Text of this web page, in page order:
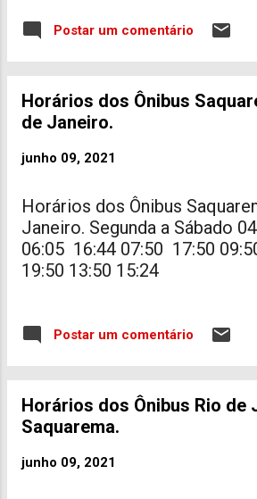
Postar um comentário
Horários dos Ônibus
de Janeiro.
junho 09, 2021
Horários dos Ônibus
Janeiro. Segunda a Sábado
06:05 16:44 07:50 17:50
19:50 13:50 15:24
Postar um comentário
Horários dos Ônibus Rio de
Saquarema.
junho 09, 2021